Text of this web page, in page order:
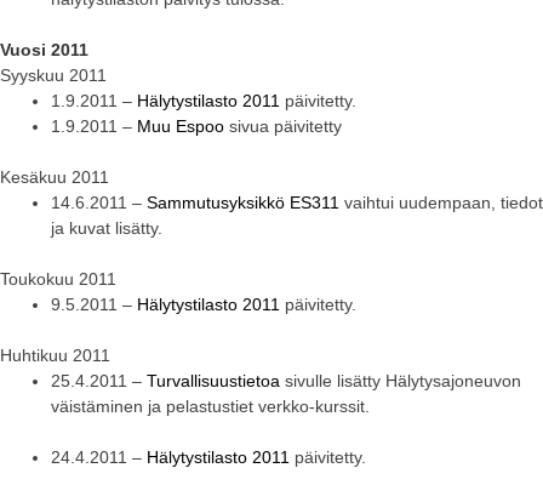
Vuosi 2011
Syyskuu 2011
1.9.2011 – Hälytystilasto 2011 päivitetty.
1.9.2011 – Muu Espoo sivua päivitetty
Kesäkuu 2011
14.6.2011 – Sammutusyksikkö ES311 vaihtui uudempaan, tiedot
ja kuvat lisätty.
Toukokuu 2011
9.5.2011 – Hälytystilasto 2011 päivitetty.
Huhtikuu 2011
25.4.2011 – Turvallisuustietoa sivulle lisätty Hälytysajoneuvon
väistäminen ja pelastustiet verkko-kurssit.
24.4.2011 – Hälytystilasto 2011 päivitetty.